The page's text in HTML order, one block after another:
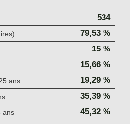
534
79,53 %
15 %
15,66 %
ans 19,29 %
35,39 %
ans 45,32 %